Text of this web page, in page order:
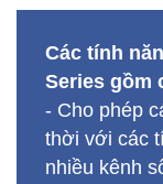
Các tính
Series gồm
- Cho phép
thời với các
nhiều kênh